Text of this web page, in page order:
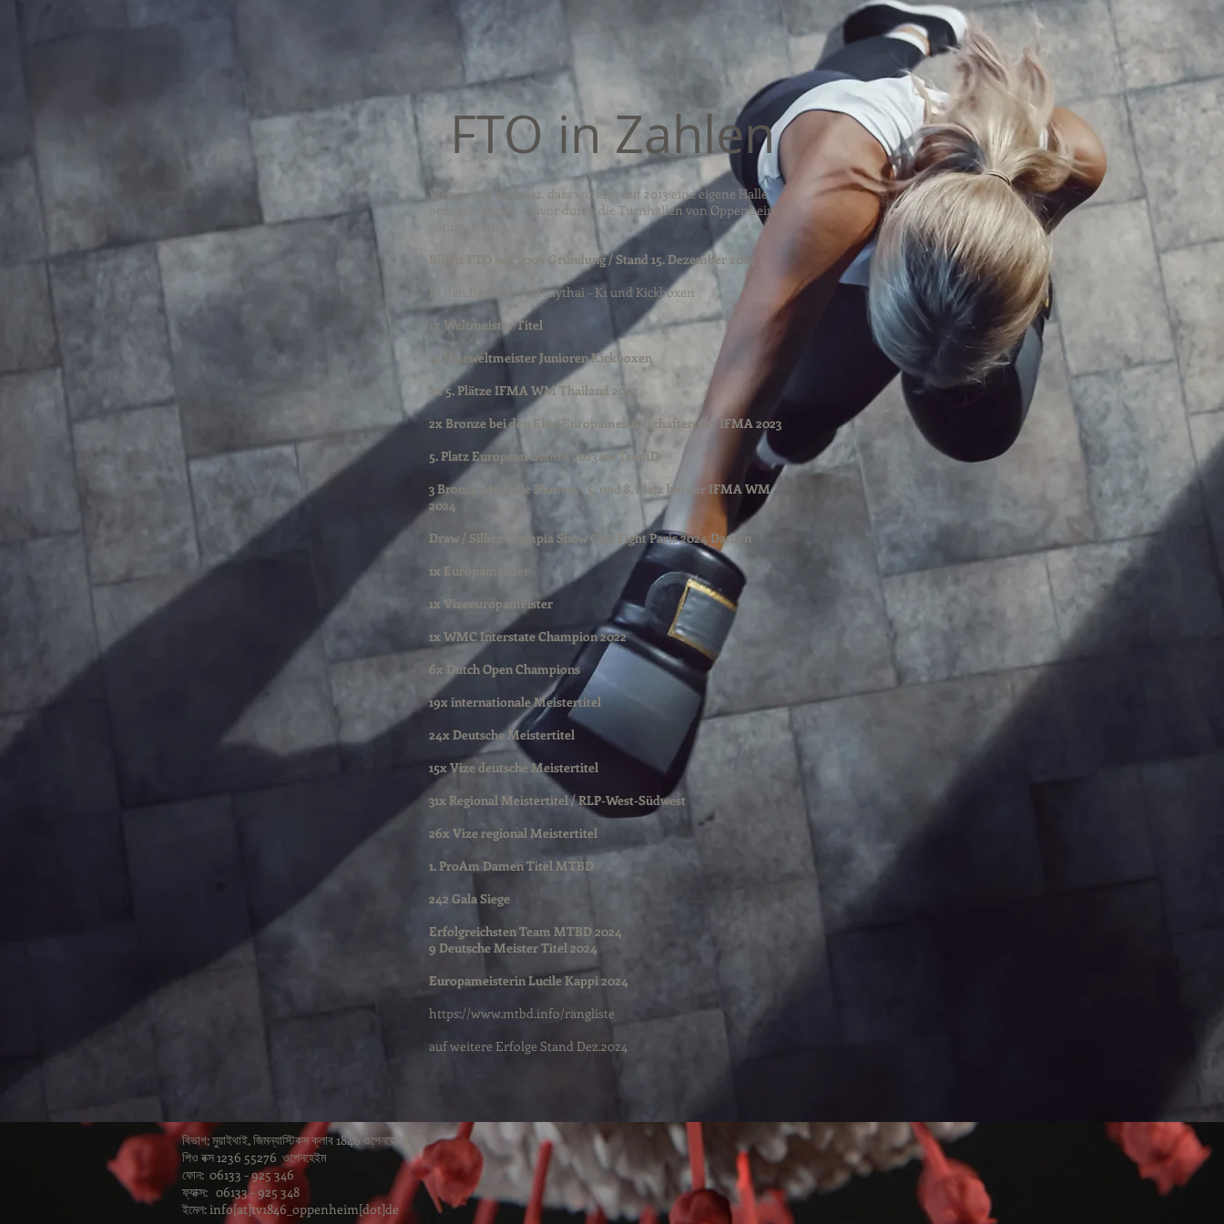
FTO in Zahlen
Wenn man bedenkt, dass wir erst seit 2013 eine eigene Halle
bezogen haben. Zuvor durch die Turnhallen von Oppenheim
Bilanz FTO seit 2006 Gründung /Stand 15. Dezember 2023
In den Bereichen Muaythai - K1 und Kickboxen
x Weltmeister Titel
1x Vizeweltmeister Junioren Kickboxen
2x 5. Plätze IFMA WM Thailand 2023
2x Bronze bei den Elite Europameisterschaften der IFMA 2023
5. Platz European Games 2023 im TeamD
3 Bronze Medaille Damen. - 5. und 8. Platz bei der IFMA WM
2024
Draw / Silber Olympia Show Cast Fight Paris 2024 Damen
1x Europameister
1x Vizeeuropameister
1x WMC Interstate Champion 2022
6x Dutch Open Champions
19x internationale Meistertitel
24x Deutsche Meistertitel
15x Vize deutsche Meistertitel
31x Regional Meistertitel / RLP-West-Südwest
26x Vize regional Meistertitel
1. ProAm Damen Titel MTBD
242 Gala Siege
Erfolgreichsten Team MTBD 2024
9 Deutsche Meister Titel 2024
Europameisterin Lucile Kappi 2024
https://www.mtbd.info/rangliste
auf weitere Erfolge Stand Dez.2024
বিভাগ; মুয়াইথাই, জিমন্যাস্টিকস ক্লাব 1846 ওপেনহেইম ইভি
পিও বক্স 1236 55276 ওপেনহেইম
ফোন: 06133 - 925 346
ফ্যাক্স: 06133 - 925 348
ইমেল: info[at]tv1846_oppenheim[dot]de